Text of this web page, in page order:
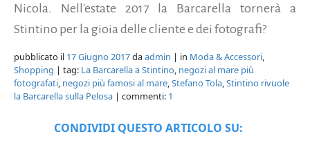
Nicola. Nell'estate 2017 la Barcarella tornerà a
Stintino per la gioia delle cliente e dei fotografi?
pubblicato il 17 Giugno 2017daadmin | in Moda & Accessori,
Shopping | tag: La Barcarella a Stintino, negozi al mare più
fotografati, negozi più famosi al mare,Stefano Tola,Stintino rivuole
la Barcarella sulla Pelosa | commenti: 1
CONDIVIDI QUESTO ARTICOLO SU: